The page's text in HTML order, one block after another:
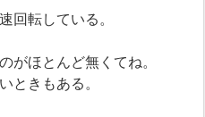
回転している。
がほとんど無くてね。
ときもある。